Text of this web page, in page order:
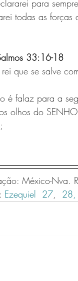
para
todas as forças
33:16-18
que se salve
é falaz para a
olhos do
México-Nva.
Ezequiel  27, 28,